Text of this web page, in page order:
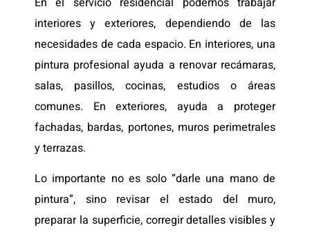
interiores y exteriores, dependiendo de las
necesidades de cada espacio. En interiores, una
pintura profesional ayuda a renovar recámaras,
salas, pasillos, cocinas, estudios o áreas
comunes. En exteriores, ayuda a proteger
fachadas, bardas, portones, muros perimetrales
y terrazas.
Lo importante no es solo “darle una mano de
pintura”, sino revisar el estado del muro,
preparar la superficie, corregir detalles visibles y